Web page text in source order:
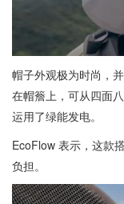
帽子外观极为时尚，
在帽簷上，可从四面
运用了绿能发电。
EcoFlow 表示，这款
负担。